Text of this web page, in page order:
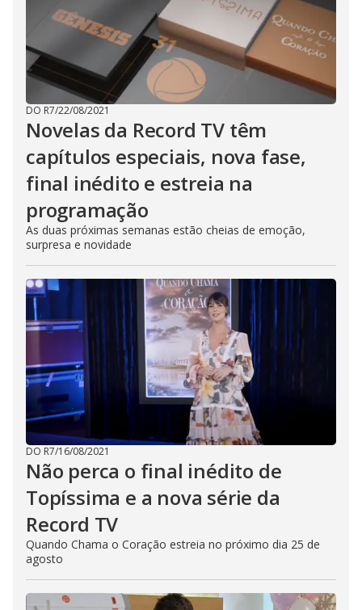
DO R7/22/08/2021
Novelas da Record TV têm
capítulos especiais, nova fase,
final inédito e estreia na
programação
As duas próximas semanas estão cheias de emoção,
surpresa e novidade
DO R7/16/08/2021
Não perca o final inédito de
Topíssima e a nova série da
Record TV
Quando Chama o Coração estreia no próximo dia 25 de
agosto